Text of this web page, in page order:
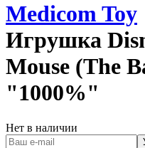
Medicom Toy
Игрушка
Mouse (The
"1000%"
Нет в наличии